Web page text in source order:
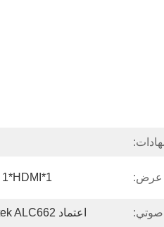
عرض: 1*DP ، 1*HDMI ، عرض الشاشة المزدوجة
صوتي: اعتماد Realtek ALC662 رقاقة التحكم في الصوت